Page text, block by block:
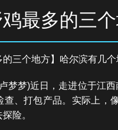
最多的三
的三个地方】哈尔滨有几
梦梦)近日，走进位于江
查、打包产品。实际上，
险。